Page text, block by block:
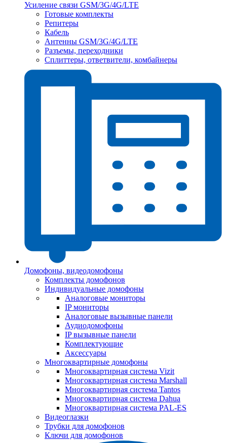
Усиление связи GSM/3G/4G/LTE
Готовые комплекты
Репитеры
Кабель
Антенны GSM/3G/4G/LTE
Разъемы, переходники
Сплиттеры, ответвители, комбайнеры
Домофоны, видеодомофоны
Комплекты домофонов
Индивидуальные домофоны
Аналоговые мониторы
IP мониторы
Аналоговые вызывные панели
Аудиодомофоны
IP вызывные панели
Комплектующие
Аксессуары
Многоквартирные домофоны
Многоквартирная система Vizit
Многоквартирная система Marshall
Многоквартирная система Tantos
Многоквартирная система Dahua
Многоквартирная система PAL-ES
Видеоглазки
Трубки для домофонов
Ключи для домофонов